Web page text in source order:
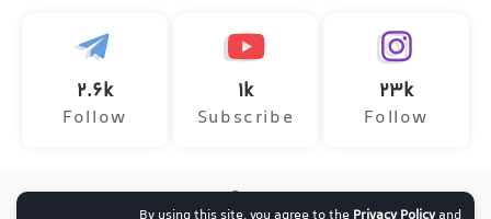
23k
Follow
1k
Subscribe
2.6k
Follow
تمامی حقوق این وب سایت متعلق به آژانس هواپیمایی سفر ماجراجویانه